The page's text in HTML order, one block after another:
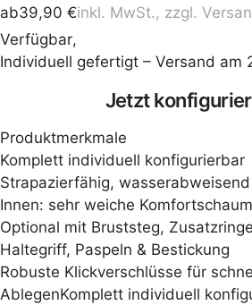
ab39,90 €inkl. MwSt., zzgl.
Verfügbar,
Individuell gefertigt – Versand am
the
Configure
button
to
enter
Jetzt
Produktmerkmale
Komplett individuell konfigurierbar
Strapazierfähig,
Innen: sehr weiche
Optional mit Bruststeg,
Haltegriff, Paspeln & Bestickung
Robuste Klickverschlüsse für
AblegenKomplett individuell